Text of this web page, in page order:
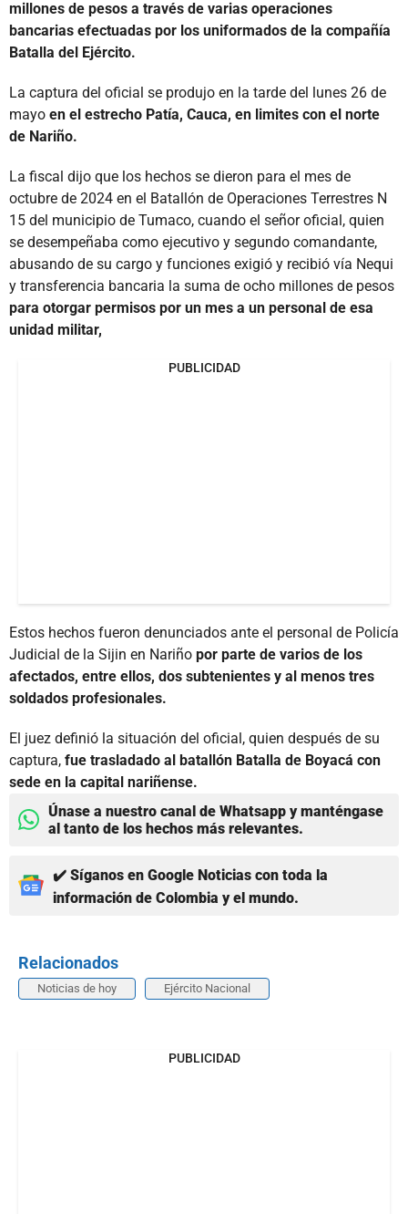
millones de pesos a través de varias operaciones
bancarias efectuadas por los uniformados de la compañía
Batalla del Ejército.
La captura del oficial se produjo en la tarde del lunes 26 de
mayo en el estrecho Patía, Cauca, en limites con el norte
de Nariño.
La fiscal dijo que los hechos se dieron para el mes de
octubre de 2024 en el Batallón de Operaciones Terrestres N
15 del municipio de Tumaco, cuando el señor oficial, quien
se desempeñaba como ejecutivo y segundo comandante,
abusando de su cargo y funciones exigió y recibió vía Nequi
y transferencia bancaria la suma de ocho millones de pesos
para otorgar permisos por un mes a un personal de esa
unidad militar,
PUBLICIDAD
Estos hechos fueron denunciados ante el personal de Policía
Judicial de la Sijin en Nariño por parte de varios de los
afectados, entre ellos, dos subtenientes y al menos tres
soldados profesionales.
El juez definió la situación del oficial, quien después de su
captura, fue trasladado al batallón Batalla de Boyacá con
sede en la capital nariñense.
Únase a nuestro canal de Whatsapp y manténgase
al tanto de los hechos más relevantes.
✔️ Síganos en Google Noticias con toda la
información de Colombia y el mundo.
Relacionados
Noticias de hoy Ejército Nacional
PUBLICIDAD